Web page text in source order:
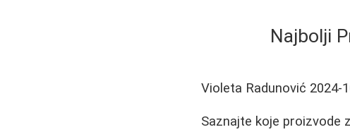
Najbolji
Violeta Radunović 2024-
Saznajte koje proizvode